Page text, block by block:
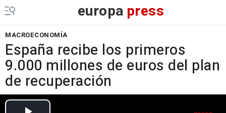
europa press
MACROECONOMÍA
España recibe los primeros
9.000 millones de euros del plan
de recuperación